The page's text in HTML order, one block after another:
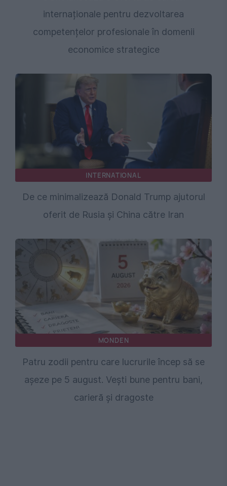
internaționale pentru dezvoltarea
competențelor profesionale în domenii
economice strategice
INTERNATIONAL
De ce minimalizează Donald Trump ajutorul
oferit de Rusia și China către Iran
MONDEN
Patru zodii pentru care lucrurile încep să se
așeze pe 5 august. Vești bune pentru bani,
carieră și dragoste